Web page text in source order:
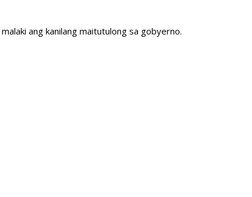
ang kanilang maitutulong sa gobyerno.